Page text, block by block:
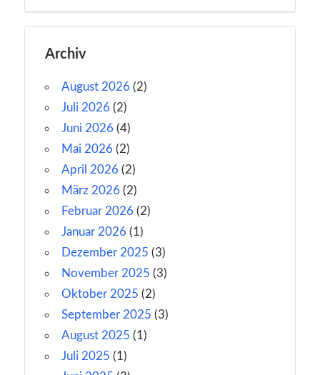
Archiv
August 2026 (2)
Juli 2026 (2)
Juni 2026 (4)
Mai 2026 (2)
April 2026 (2)
März 2026 (2)
Februar 2026 (2)
Januar 2026 (1)
Dezember 2025 (3)
November 2025 (3)
Oktober 2025 (2)
September 2025 (3)
August 2025 (1)
Juli 2025 (1)